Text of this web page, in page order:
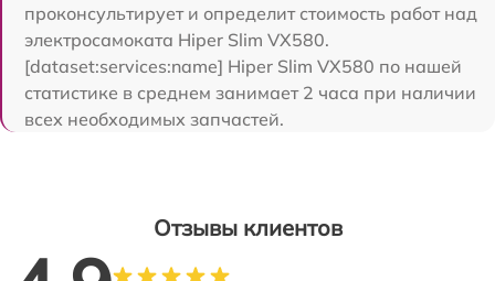
проконсультирует и определит стоимость работ над
электросамоката Hiper Slim VX580.
[dataset:services:name] Hiper Slim VX580 по нашей
статистике в среднем занимает 2 часа при наличии
всех необходимых запчастей.
Отзывы клиентов